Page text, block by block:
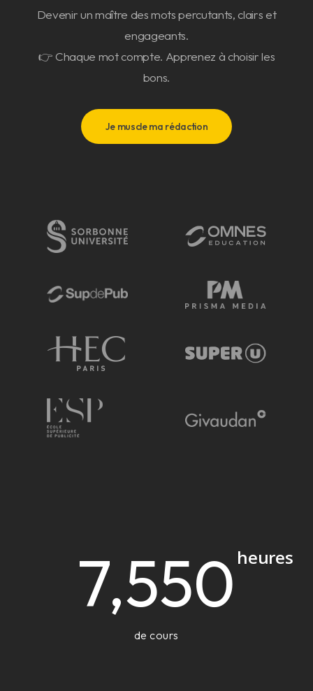
Devenir un maître des mots percutants, clairs et
engageants.
👉 Chaque mot compte. Apprenez à choisir les
bons.
Je muscle ma rédaction
7,550 heures
de cours